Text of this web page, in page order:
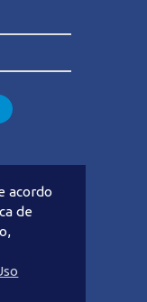
Uso
acordo
de